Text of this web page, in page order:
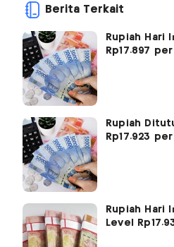
Berita Terkait
Rupiah Hari
Rp17.897
Rupiah
Rp17.923
Rupiah Hari
Level